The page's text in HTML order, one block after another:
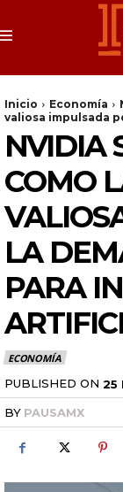
Inicio Economía
valiosa impulsada
NVIDIA
COMO
LA
PARA
ECONOMÍA
PUBLISHED ON 25
BY PAUSAMX